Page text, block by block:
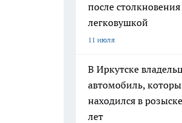
после столкновения
легковушкой
11 июля
В Иркутске
автомобиль,
находился в
лет